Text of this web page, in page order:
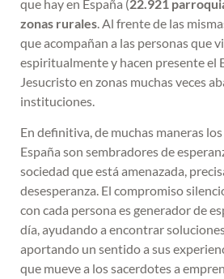
que hay en España (22.921
zonas rurales. Al frente de las
que acompañan a las personas que
espiritualmente y hacen presente el
Jesucristo en zonas muchas veces
instituciones.
En definitiva, de muchas maneras
España son sembradores de
sociedad que está amenazada,
desesperanza. El compromiso
con cada persona es generador de
día, ayudando a encontrar
aportando un sentido a sus
que mueve a los sacerdotes a